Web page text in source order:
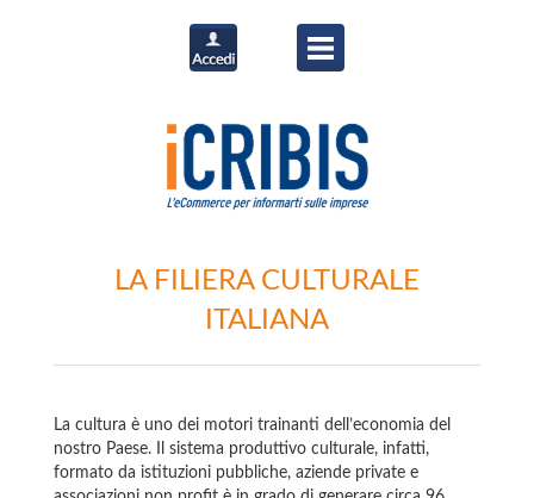
LA FILIERA CULTURALE
ITALIANA
La cultura è uno dei motori trainanti dell’economia del
nostro Paese. Il sistema produttivo culturale, infatti,
formato da istituzioni pubbliche, aziende private e